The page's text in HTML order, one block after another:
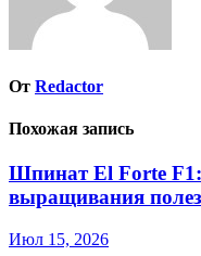
От Redactor
Похожая запись
Шпинат El Forte F1:
выращивания
Июл 15, 2026